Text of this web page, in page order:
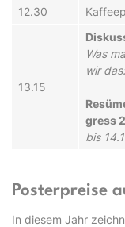
12.30
13.15
Was
wir
gress
bis
Posterpreise
In diesem Jahr